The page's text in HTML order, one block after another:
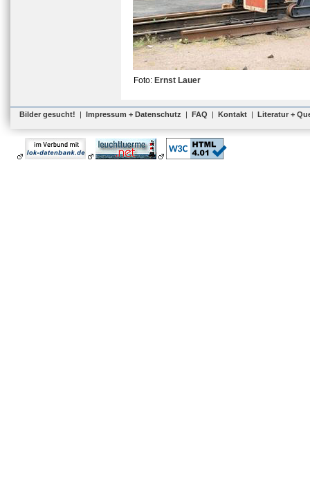
Foto: Ernst Lauer
Bilder gesucht! | Impressum + Datenschutz | FAQ | Kontakt | Literatur +